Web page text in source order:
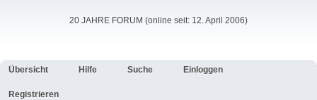
20 JAHRE FORUM (online seit: 12. April 2006)
Übersicht Hilfe Suche Einloggen
Registrieren